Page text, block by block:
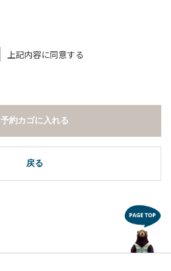
上記内容に同意する
戻る
予約カゴに入れる